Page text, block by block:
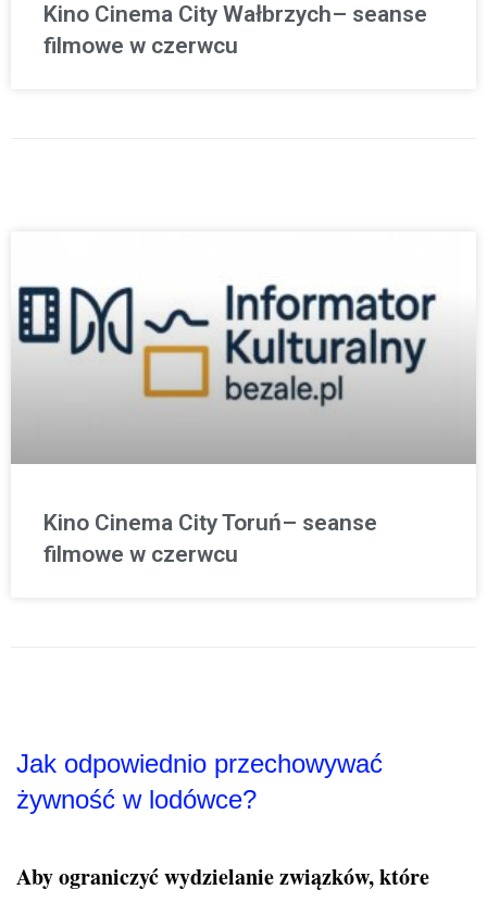
Kino Cinema City Wałbrzych– seanse
filmowe w czerwcu
Kino Cinema City Toruń– seanse
filmowe w czerwcu
Jak odpowiednio przechowywać
żywność w lodówce?
Aby ograniczyć wydzielanie związków, które